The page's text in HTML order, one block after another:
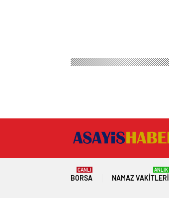
BORSA
CANLI
NAMAZ VAKITLERI
ANLIK